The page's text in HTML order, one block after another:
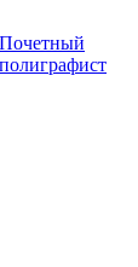
Почетный
полиграфист